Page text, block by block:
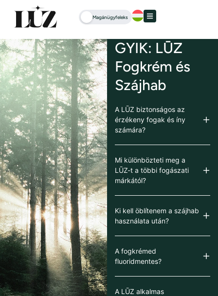
Magánügyfeleks
GYIK: LŪZ
Fogkrém és
Szájhab
A LŪZ biztonságos az
érzékeny fogak és íny
számára?
Mi különbözteti meg a
LŪZ-t a többi fogászati
márkától?
Ki kell öblítenem a szájhab
használata után?
A fogkrémed
fluoridmentes?
A LŪZ alkalmas